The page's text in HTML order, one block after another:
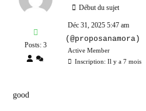
Posts: 3
Début du sujet
Déc 31, 2025 5:47 am
(@proposanamora)
Active Member
Inscription: Il y a 7 mois
good